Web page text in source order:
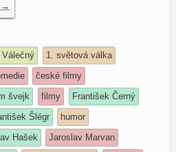
→
Válečný
1. světová válka
české filmy
švejk filmy
František Černý
Šlégr
humor
Hašek
Jaroslav Marvan